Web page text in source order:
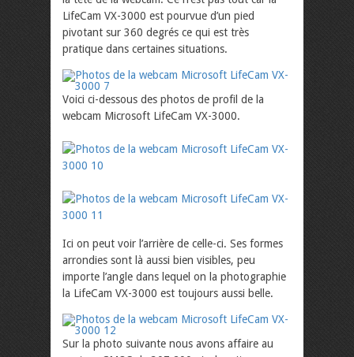
LifeCam VX-3000 est pourvue d’un pied
pivotant sur 360 degrés ce qui est très
pratique dans certaines situations.
Voici ci-dessous des photos de profil de la
webcam Microsoft LifeCam VX-3000.
Ici on peut voir l’arrière de celle-ci. Ses formes
arrondies sont là aussi bien visibles, peu
importe l’angle dans lequel on la photographie
la LifeCam VX-3000 est toujours aussi belle.
Sur la photo suivante nous avons affaire au